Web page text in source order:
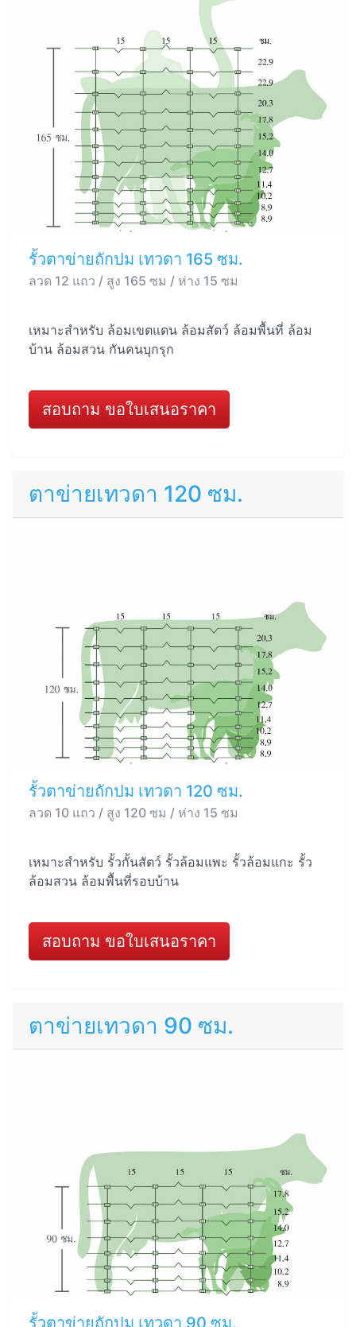
รั้วตาข่ายถักปม เทวดา 165 ซม.
ลวด 12 แถว / สูง 165 ซม / ห่าง 15 ซม
เหมาะสำหรับ ล้อมเขตแดน ล้อมสัตว์ ล้อมพื้นที่ ล้อม
บ้าน ล้อมสวน กันคนบุกรุก
สอบถาม ขอใบเสนอราคา
ตาข่ายเทวดา 120 ซม.
รั้วตาข่ายถักปม เทวดา 120 ซม.
ลวด 10 แถว / สูง 120 ซม / ห่าง 15 ซม
เหมาะสำหรับ รั้วกั้นสัตว์ รั้วล้อมแพะ รั้วล้อมแกะ รั้ว
ล้อมสวน ล้อมพื้นที่รอบบ้าน
สอบถาม ขอใบเสนอราคา
ตาข่ายเทวดา 90 ซม.
รั้วตาข่ายถักปม เทวดา 90 ซม.